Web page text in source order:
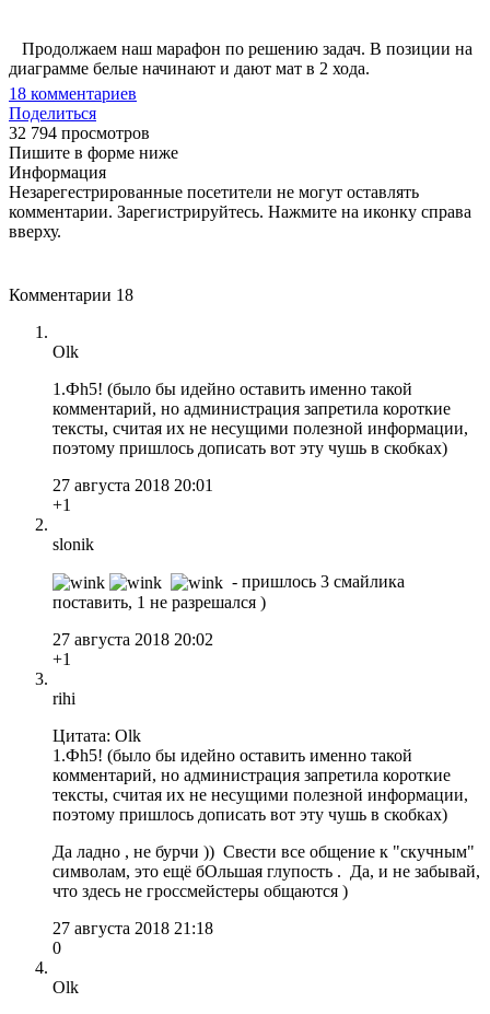
Продолжаем наш марафон по решению задач. В позиции на
диаграмме белые начинают и дают мат в 2 хода.
18 комментариев
Поделиться
32 794 просмотров
Пишите в форме ниже
Информация
Незарегестрированные посетители не могут оставлять
комментарии. Зарегистрируйтесь. Нажмите на иконку справа
вверху.
Комментарии 18
Olk
1.Фh5! (было бы идейно оставить именно такой
комментарий, но администрация запретила короткие
тексты, считая их не несущими полезной информации,
поэтому пришлось дописать вот эту чушь в скобках)
27 августа 2018 20:01
+1
slonik
- пришлось 3 смайлика
поставить, 1 не разрешался )
27 августа 2018 20:02
+1
rihi
Цитата: Olk
1.Фh5! (было бы идейно оставить именно такой
комментарий, но администрация запретила короткие
тексты, считая их не несущими полезной информации,
поэтому пришлось дописать вот эту чушь в скобках)
Да ладно , не бурчи )) Свести все общение к "скучным"
символам, это ещё бОльшая глупость . Да, и не забывай,
что здесь не гроссмейстеры общаются )
27 августа 2018 21:18
0
Olk